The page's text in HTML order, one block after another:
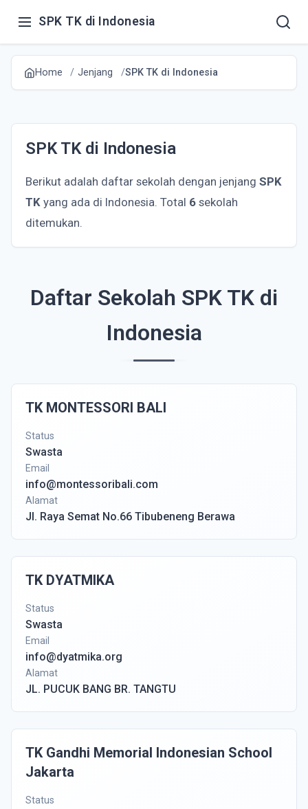
SPK TK di Indonesia
Home Jenjang SPK TK di Indonesia
SPK TK di Indonesia
Berikut adalah daftar sekolah dengan jenjang SPK
TK yang ada di Indonesia. Total 6 sekolah
ditemukan.
Daftar Sekolah SPK TK di
Indonesia
TK MONTESSORI BALI
Status
Swasta
Email
info@montessoribali.com
Alamat
Jl. Raya Semat No.66 Tibubeneng Berawa
TK DYATMIKA
Status
Swasta
Email
info@dyatmika.org
Alamat
JL. PUCUK BANG BR. TANGTU
TK Gandhi Memorial Indonesian School
Jakarta
Status